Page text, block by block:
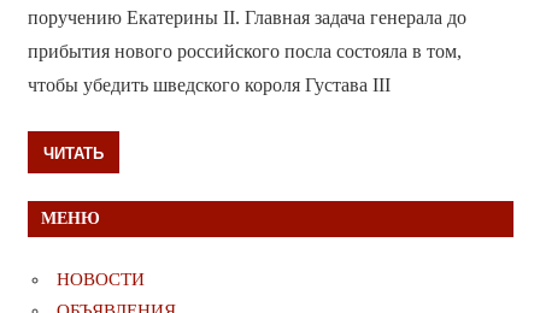
поручению Екатерины II. Главная задача генерала до
прибытия нового российского посла состояла в том,
чтобы убедить шведского короля Густава III
ЧИТАТЬ
МЕНЮ
НОВОСТИ